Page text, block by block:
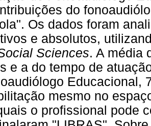
do
Os dados foram
e absolutos,
Sciences. A média
e a do tempo de
Educacional,
mesmo no
o profissional pode